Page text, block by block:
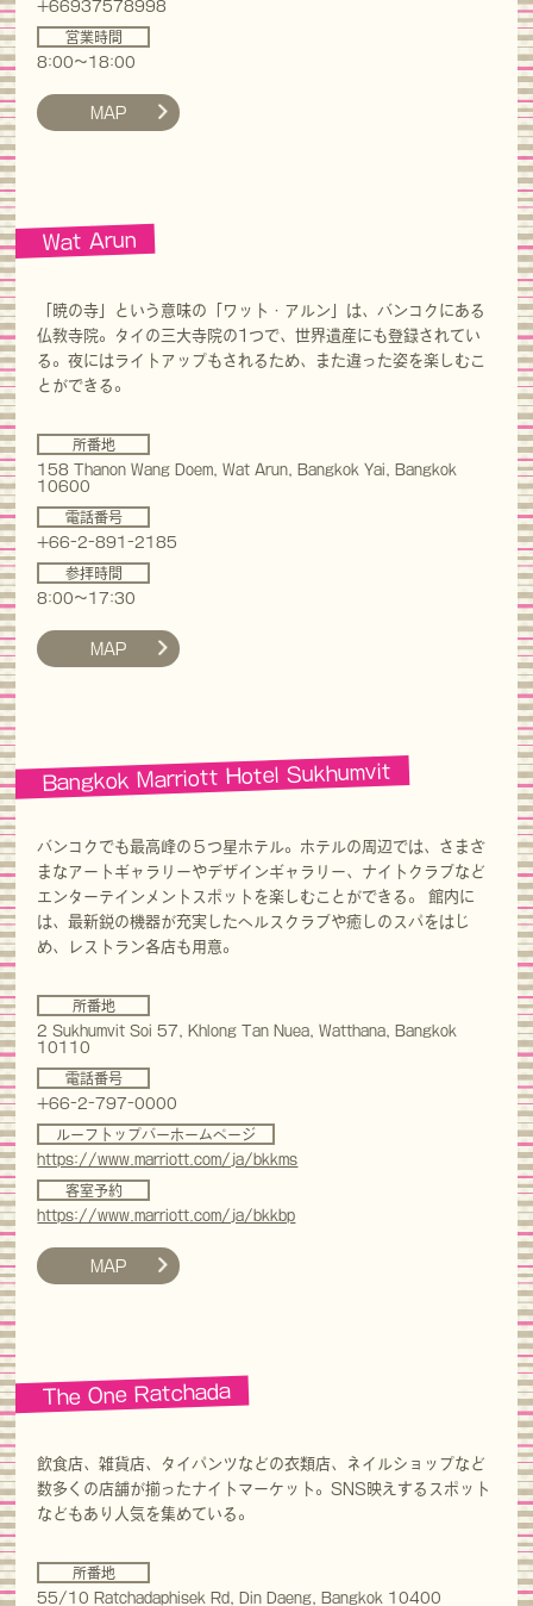
+66937578998
営業時間
8:00〜18:00
MAP
Wat Arun
「暁の寺」という意味の「ワット・アルン」は、バンコクにある
仏教寺院。タイの三大寺院の1つで、世界遺産にも登録されてい
る。夜にはライトアップもされるため、また違った姿を楽しむこ
とができる。
所番地
158 Thanon Wang Doem, Wat Arun, Bangkok Yai, Bangkok
10600
電話番号
+66-2-891-2185
参拝時間
8:00〜17:30
MAP
Bangkok Marriott Hotel Sukhumvit
バンコクでも最高峰の５つ星ホテル。ホテルの周辺では、さまざ
まなアートギャラリーやデザインギャラリー、ナイトクラブなど
エンターテインメントスポットを楽しむことができる。 館内に
は、最新鋭の機器が充実したヘルスクラブや癒しのスパをはじ
め、レストラン各店も用意。
所番地
2 Sukhumvit Soi 57, Khlong Tan Nuea, Watthana, Bangkok
10110
電話番号
+66-2-797-0000
ルーフトップバーホームページ
https://www.marriott.com/ja/bkkms
客室予約
https://www.marriott.com/ja/bkkbp
MAP
The One Ratchada
飲食店、雑貨店、タイパンツなどの衣類店、ネイルショップなど
数多くの店舗が揃ったナイトマーケット。SNS映えするスポット
などもあり人気を集めている。
所番地
55/10 Ratchadaphisek Rd, Din Daeng, Bangkok 10400